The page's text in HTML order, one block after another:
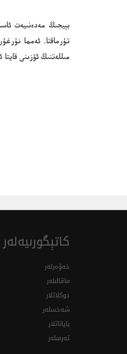
بېيجىڭ مەدەنىيەت
تۇرماقتا. ئەمما
مىللەتنىڭ ئۆزىنى
كاتېگورىيەلەر
خەۋەرلەر
ماقالىلەر
دوكلاتلار
شەخسلەر
باياناتلار
تەرمىلەر